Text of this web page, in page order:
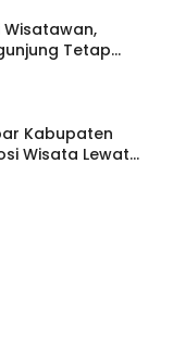
Tetap
Kabupaten
Wisata Lewat